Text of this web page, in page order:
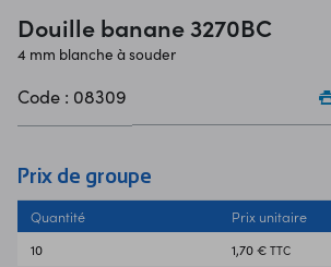
Douille banane 3270BC
4 mm blanche à souder
Code : 08309
Prix de groupe
Quantité Prix unitaire
10 1,70 € TTC